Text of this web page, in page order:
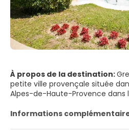
À propos de la destination:
petite ville provençale située
Alpes-de-Haute-Provence dans
splendides champs de thym, de
Informations